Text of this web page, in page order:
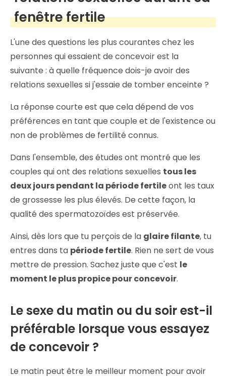
fenêtre fertile
L'une des questions les plus courantes chez les
personnes qui essaient de concevoir est la
suivante : à quelle fréquence dois-je avoir des
relations sexuelles si j'essaie de tomber enceinte ?
La réponse courte est que cela dépend de vos
préférences en tant que couple et de l'existence ou
non de problèmes de fertilité connus.
Dans l'ensemble, des études ont montré que les
couples qui ont des relations sexuelles tous les
deux jours pendant la période fertileont les taux
de grossesse les plus élevés. De cette façon, la
qualité des spermatozoïdes est préservée.
Ainsi, dès lors que tu perçois de la glaire filante, tu
entres dans ta période fertile. Rien ne sert de vous
mettre de pression. Sachez juste que c'est le
moment le plus propice pour concevoir.
Le sexe du matin ou du soir est-il
préférable lorsque vous essayez
de concevoir ?
Le matin peut être le meilleur moment pour avoir